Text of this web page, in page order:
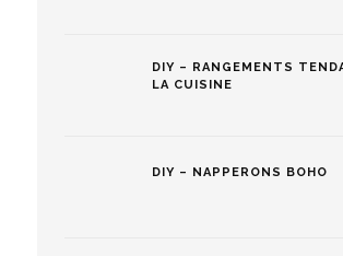
DIY – RANGEMENTS
LA CUISINE
DIY – NAPPERONS BOHO